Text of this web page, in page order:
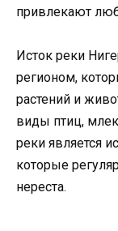
привлекают
Исток реки
регионом,
растений и
виды птиц,
реки является
которые
нереста.